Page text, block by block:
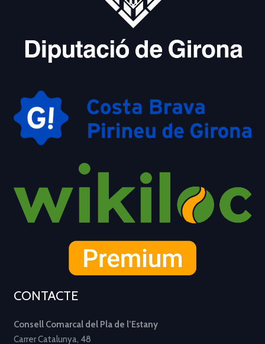
CONTACTE
Consell Comarcal del Pla de l’Estany
Carrer Catalunya, 48